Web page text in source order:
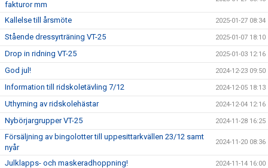
fakturor mm
Kallelse till årsmöte 2025-01-27 08:34
Stående dressyrträning VT-25 2025-01-07 18:10
Drop in ridning VT-25 2025-01-03 12:16
God jul! 2024-12-23 09:50
Information till ridskoletävling 7/12 2024-12-05 18:13
Uthyrning av ridskolehästar 2024-12-04 12:16
Nybörjargrupper VT-25 2024-11-28 16:25
Försäljning av bingolotter till uppesittarkvällen 23/12 samt
nyår
2024-11-20 08:36
Julklapps- och maskeradhoppning! 2024-11-14 16:00